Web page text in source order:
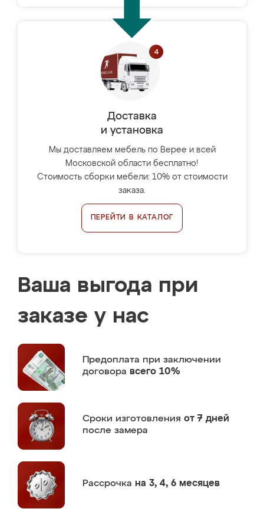
Доставка
и установка
Мы доставляем мебель по Верее и всей
Московской области бесплатно!
Стоимость сборки мебели: 10% от стоимости
заказа.
ПЕРЕЙТИ В КАТАЛОГ
Ваша выгода при
заказе у нас
Предоплата при заключении
договора всего 10%
Сроки изготовления от 7 дней
после замера
Рассрочка на 3, 4, 6 месяцев